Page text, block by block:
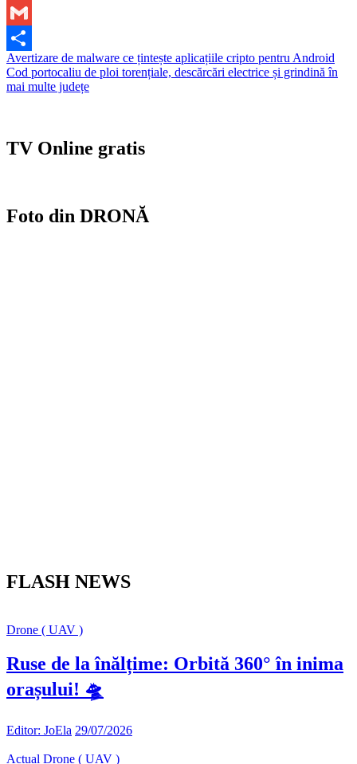
WhatsApp
Gmail
Partajează
Navigare
în
Avertizare de malware ce țintește aplicațiile cripto pentru Android
Cod portocaliu de ploi torențiale, descărcări electrice și grindină în
mai multe județe
TV Online gratis
Foto din DRONĂ
FLASH NEWS
Drone ( UAV )
Ruse de la înălțime: Orbită 360° în inima
orașului! 🛸
Editor: JoEla 29/07/2026
Actual Drone ( UAV )